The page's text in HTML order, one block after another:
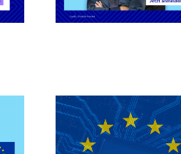
blättern
weiter blättern